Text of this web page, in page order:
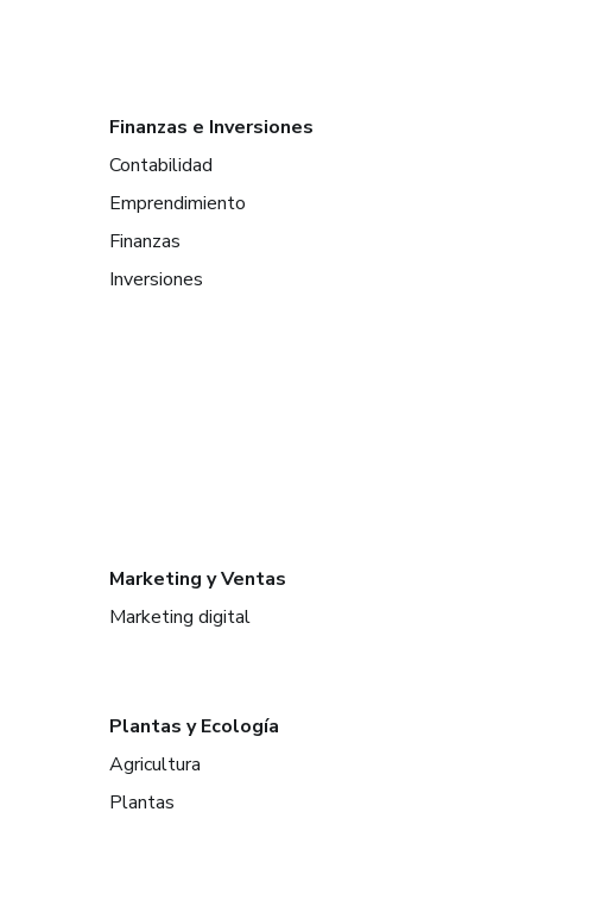
Finanzas e Inversiones
Contabilidad
Emprendimiento
Finanzas
Inversiones
Marketing y Ventas
Marketing digital
Plantas y Ecología
Agricultura
Plantas